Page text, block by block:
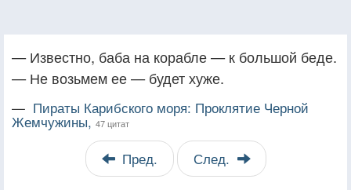
— Известно, баба на корабле — к большой беде.
— Не возьмем ее — будет хуже.
— Пираты Карибского моря: Проклятие Черной
Жемчужины, 47 цитат
Пред. След.